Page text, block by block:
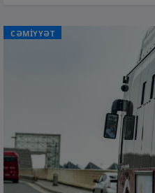
CƏMİYYƏT